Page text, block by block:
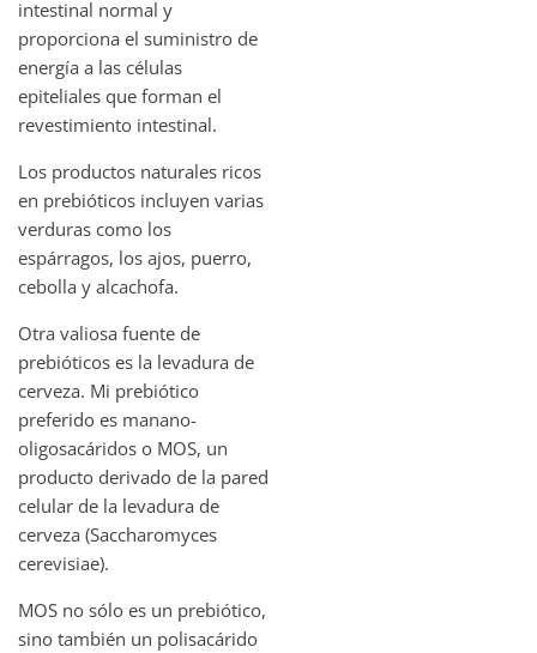
intestinal normal y
proporciona el suministro de
energía a las células
epiteliales que forman el
revestimiento intestinal.
Los productos naturales ricos
en prebióticos incluyen varias
verduras como los
espárragos, los ajos, puerro,
cebolla y alcachofa.
Otra valiosa fuente de
prebióticos es la levadura de
cerveza. Mi prebiótico
preferido es manano-
oligosacáridos o MOS, un
producto derivado de la pared
celular de la levadura de
cerveza (Saccharomyces
cerevisiae).
MOS no sólo es un prebiótico,
sino también un polisacárido